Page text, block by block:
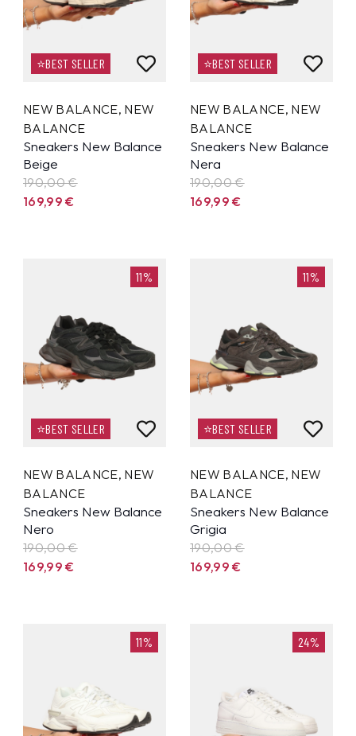
⭐BEST SELLER
NEW BALANCE, NEW
BALANCE
Sneakers New Balance
Beige
190,00 €
169,99€
⭐BEST SELLER
NEW BALANCE, NEW
BALANCE
Sneakers New Balance
Nera
190,00 €
169,99€
11%
⭐BEST SELLER
NEW BALANCE, NEW
BALANCE
Sneakers New Balance
Nero
190,00 €
169,99€
11%
⭐BEST SELLER
NEW BALANCE, NEW
BALANCE
Sneakers New Balance
Grigia
190,00 €
169,99€
11% 24%